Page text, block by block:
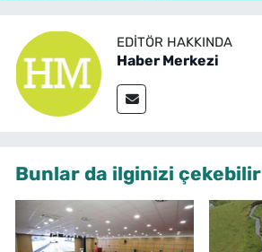
EDITÖR HAKKINDA
Haber Merkezi
Bunlar da ilginizi çekebilir